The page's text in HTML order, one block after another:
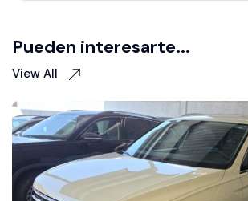
Pueden interesarte...
View All